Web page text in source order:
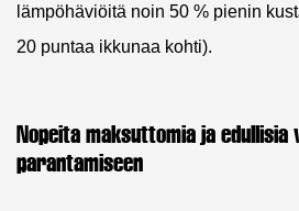
lämpöhäviöitä noin 50 % pienin
20 puntaa ikkunaa kohti).
Nopeita maksuttomia ja
parantamiseen